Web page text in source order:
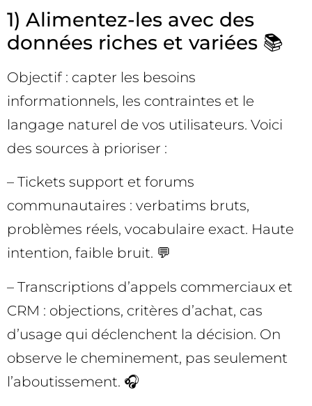
1) Alimentez-les avec des
données riches et variées 📚
Objectif : capter les besoins
informationnels, les contraintes et le
langage naturel de vos utilisateurs. Voici
des sources à prioriser :
– Tickets support et forums
communautaires : verbatims bruts,
problèmes réels, vocabulaire exact. Haute
intention, faible bruit. 💬
– Transcriptions d’appels commerciaux et
CRM : objections, critères d’achat, cas
d’usage qui déclenchent la décision. On
observe le cheminement, pas seulement
l’aboutissement. 🎧